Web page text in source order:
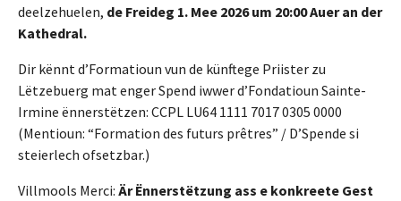
deelzehuelen, de Freideg 1. Mee 2026 um 20:00 Auer an der
Kathedral.
Dir kënnt d’Formatioun vun de künftege Priister zu
Lëtzebuerg mat enger Spend iwwer d’Fondatioun Sainte-
Irmine ënnerstëtzen: CCPL LU64 1111 7017 0305 0000
(Mentioun: “Formation des futurs prêtres” / D’Spende si
steierlech ofsetzbar.)
Villmools Merci: Är Ënnerstëtzung ass e konkreete Gest